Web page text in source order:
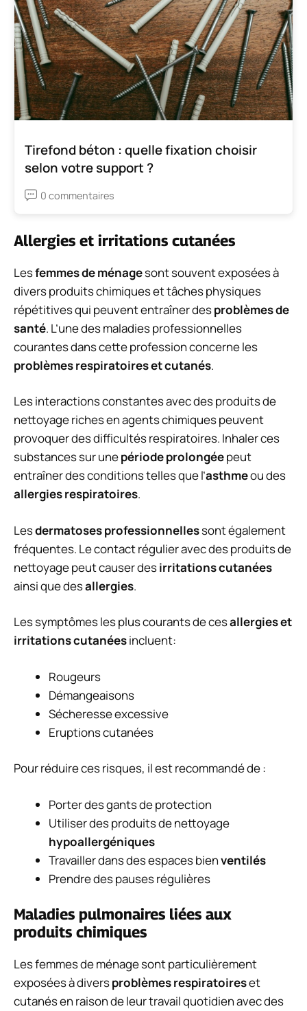
Tirefond béton : quelle fixation choisir
selon votre support ?
0 commentaires
Allergies et irritations cutanées
Lesfemmes de ménagesont souvent exposées à
divers produits chimiques et tâches physiques
répétitives qui peuvent entraîner desproblèmes de
santé. L’une des maladies professionnelles
courantes dans cette profession concerne les
problèmes respiratoires et cutanés.
Les interactions constantes avec des produits de
nettoyage riches en agents chimiques peuvent
provoquer des difficultés respiratoires. Inhaler ces
substances sur unepériode prolongéepeut
entraîner des conditions telles que l’asthmeou des
allergies respiratoires.
Lesdermatoses professionnellessont également
fréquentes. Le contact régulier avec des produits de
nettoyage peut causer desirritations cutanées
ainsi que desallergies.
Les symptômes les plus courants de cesallergies et
irritations cutanéesincluent:
Rougeurs
Démangeaisons
Sécheresse excessive
Eruptions cutanées
Pour réduire ces risques, il est recommandé de :
Porter des gants de protection
Utiliser des produits de nettoyage
hypoallergéniques
Travailler dans des espaces bienventilés
Prendre des pauses régulières
Maladies pulmonaires liées aux
produits chimiques
Les femmes de ménage sont particulièrement
exposées à diversproblèmes respiratoireset
cutanés en raison de leur travail quotidien avec des